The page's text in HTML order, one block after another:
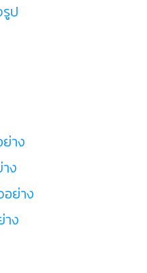
ป
าง
ง
อย่าง
ง